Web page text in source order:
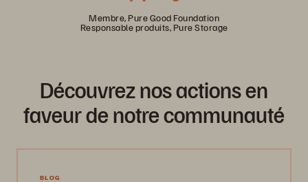
Membre, Pure Good Foundation
Responsable produits, Pure Storage
Découvrez nos actions en
faveur de notre communauté
BLOG